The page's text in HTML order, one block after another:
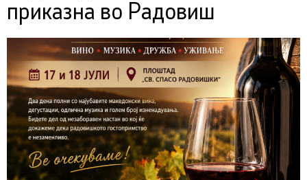
приказна во Радовиш